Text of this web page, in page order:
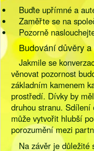
Buďte upřímné a
Zaměřte se na
Pozorně
Budování důvěry
Jakmile se
věnovat pozornost
základním kamenem
prostředí. Dívky by
druhou stranu.
může vytvořit hlubší
porozumění mezi
Na závěr je důležité